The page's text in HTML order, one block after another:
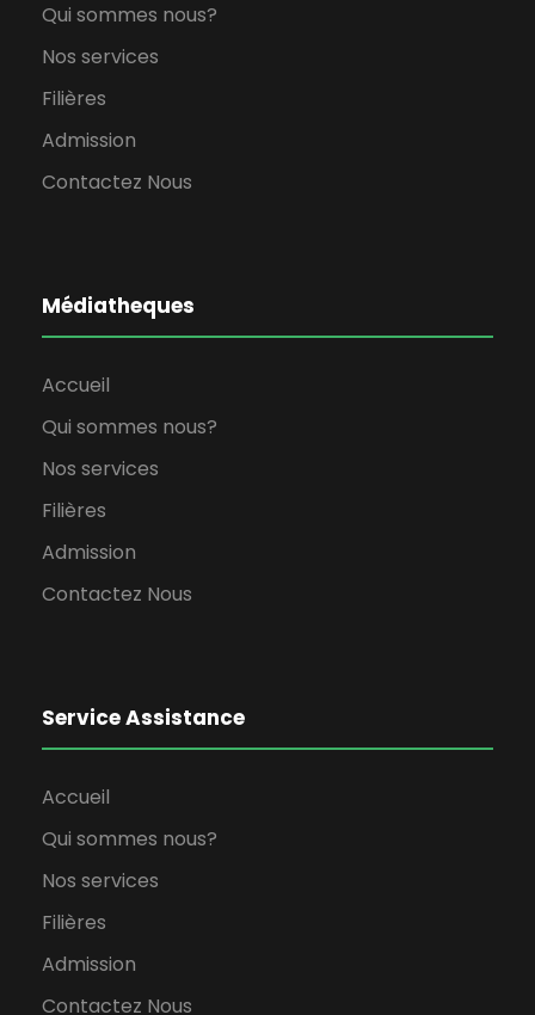
Qui sommes nous?
Nos services
Filières
Admission
Contactez Nous
Médiatheques
Accueil
Qui sommes nous?
Nos services
Filières
Admission
Contactez Nous
Service Assistance
Accueil
Qui sommes nous?
Nos services
Filières
Admission
Contactez Nous